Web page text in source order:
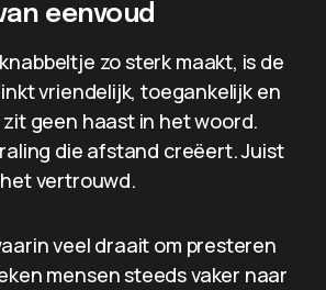
eenvoud
zo sterk maakt, is de
vriendelijk, toegankelijk en
geen haast in het woord.
die afstand creëert. Juist
vertrouwd.
veel draait om presteren
mensen steeds vaker naar